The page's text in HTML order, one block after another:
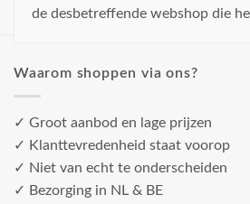
de desbetreffende webshop die
Waarom shoppen via ons?
✓ Groot aanbod en lage prijzen
✓ Klanttevredenheid staat voorop
✓ Niet van echt te onderscheiden
✓ Bezorging in NL & BE